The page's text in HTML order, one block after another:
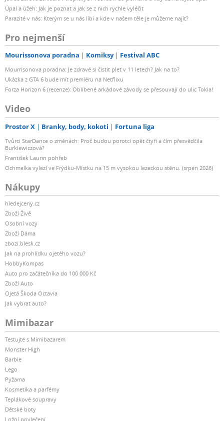
Úpal a úžeh: Jak je poznat a jak se z nich rychle vyléčit
Parazité v nás: Kterým se u nás líbí a kde v našem těle je můžeme najít?
Pro nejmenší
Mourissonova poradna Komiksy Festival ABC
Mourrisonova poradna: Je zdravé si čistit pleť v 11 letech? Jak na to?
Ukázka z GTA 6 bude mít premiéru na Netflixu
Forza Horizon 6 (recenze): Oblíbené arkádové závody se přesouvají do ulic Tokia!
Video
Prostor X Branky, body, kokoti Fortuna liga
Tvůrci StarDance o změnách: Proč budou porotci opět čtyři a čím přesvědčila
Burkiewiczová?
František Laurin pohřeb
Ochmelka vylezl ve Frýdku-Místku na 15 m vysokou lezeckou stěnu. (srpen 2026)
Nákupy
hledejceny.cz
Zboží Živě
Osobní vozy
Zboží Dáma
zbozi.blesk.cz
Jak na prohlídku ojetého vozu?
HobbyKompas
Auto pro začátečníka do 100 000 Kč
Zboží Auto
Ojetá Škoda Octavia
Jak vybrat auto?
Mimibazar
Testujte s Mimibazarem
Monster High
Barbie
Lego
Pyžama
Kosmetika a parfémy
Teplákové soupravy
Dětské boty
Ložní povlečení